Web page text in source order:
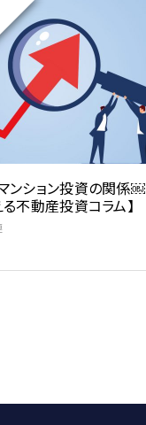
ンション投資の関係￼
不動産投資コラム】